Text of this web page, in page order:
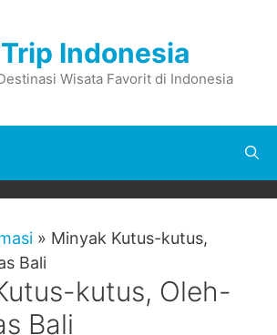
Indonesia
Wisata Favorit di Indonesia
» Minyak Kutus-kutus,
Bali
kutus, Oleh-
Bali